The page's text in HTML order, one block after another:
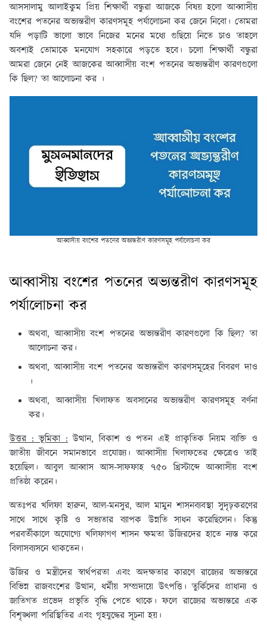
আসসালামু আলাইকুম প্রিয় শিক্ষার্থী বন্ধুরা আজকে বিষয় হলো আব্বাসীয়
বংশের পতনের অভ্যন্তরীণ কারণসমূহ পর্যালোচনা কর জেনে নিবো। তোমরা
যদি পড়াটি ভালো ভাবে নিজের মনের মধ্যে গুছিয়ে নিতে চাও তাহলে
অবশ্যই তোমাকে মনযোগ সহকারে পড়তে হবে। চলো শিক্ষার্থী বন্ধুরা
আমরা জেনে নেই আজকের আব্বাসীয় বংশ পতনের অভ্যন্তরীণ কারণগুলো
কি ছিল? তা আলোচনা কর ।
আব্বাসীয় বংশের পতনের অভ্যন্তরীণ কারণসমূহ পর্যালোচনা কর
আব্বাসীয় বংশের পতনের অভ্যন্তরীণ কারণসমূহ
পর্যালোচনা কর
অথবা, আব্বাসীয় বংশ পতনের অভ্যন্তরীণ কারণগুলো কি ছিল? তা
আলোচনা কর।
অথবা, আব্বাসীয় বংশ পতনের অভ্যন্তরীণ কারণসমূহের বিবরণ দাও
।
অথবা, আব্বাসীয় খিলাফত অবসানের অভ্যন্তরীণ কারণসমূহ বর্ণনা
কর।
উত্তর : ভূমিকা :উত্থান, বিকাশ ও পতন এই প্রাকৃতিক নিয়ম ব্যক্তি ও
জাতীয় জীবনে সমানভাবে প্রযোজ্য। আব্বাসীয় খিলাফতের ক্ষেত্রেও তাই
হয়েছিল। আবুল আব্বাস আস-সাফফাহ ৭৫০ খ্রিস্টাব্দে আব্বাসীয় বংশ
প্রতিষ্ঠা করেন।
অতঃপর খলিফা হারুন, আল-মনসুর, আল মামুন শাসনব্যবস্থা সুদৃঢ়করণের
সাথে সাথে কৃষ্টি ও সভ্যতার ব্যাপক উন্নতি সাধন করেছিলেন। কিন্তু
পরবর্তীকালে অযোগ্যে খলিফাগণ শাসন ক্ষমতা উজিরদের হাতে ন্যস্ত করে
বিলাসব্যসনে থাকতেন।
উজির ও মন্ত্রীদের স্বার্থপরতা এবং অদক্ষতার কারণে রাজ্যের অভ্যন্তরে
বিভিন্ন রাজবংশের উত্থান, ধর্মীয় সম্প্রদায়ে উৎপত্তি। তুর্কিদের প্রাধান্য ও
জাতিগত প্রভেদ প্রভৃতি বৃদ্ধি পেতে থাকে। ফলে রাজ্যের অভ্যন্তরে এক
বিশৃঙ্খলা পরিস্থিতির এবং গৃহযুদ্ধের সূচনা হয়।